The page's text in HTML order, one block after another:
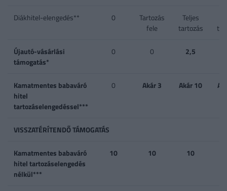
Diákhitel-elengedés** 0
Tartozás
fele
Teljes
tartozás
Újautó-vásárlási
támogatás*
0 0 2,5
Kamatmentes babaváró
hitel
tartozáselengedéssel***
0 Akár 3 Akár 10
VISSZATÉRÍTENDŐ TÁMOGATÁS
Kamatmentes babaváró
hitel tartozáselengedés
nélkül***
10 10 10